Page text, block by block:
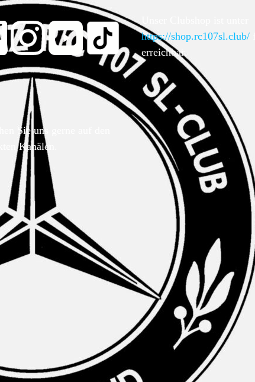
Sie uns gerne auf den
Kanälen.
https://shop.rc107sl.club/
erreichbar.